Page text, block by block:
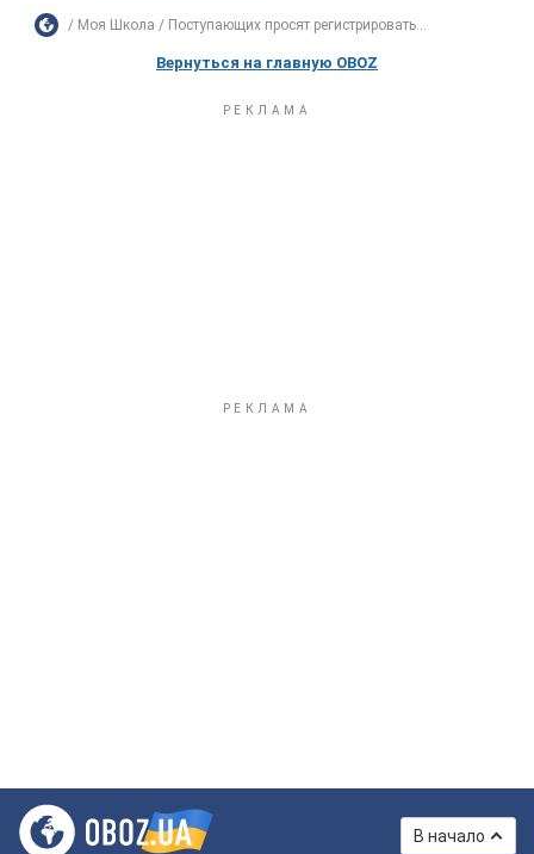
Моя Школа Поступающих просят регистрировать...
Вернуться на главную OBOZ
В начало